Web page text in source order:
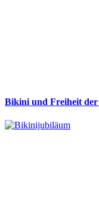
Bikini und Freiheit